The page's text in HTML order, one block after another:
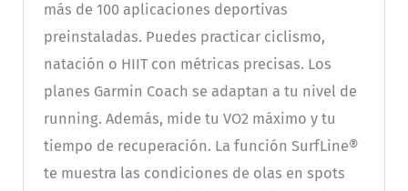
más de 100 aplicaciones deportivas
preinstaladas. Puedes practicar ciclismo,
natación o HIIT con métricas precisas. Los
planes Garmin Coach se adaptan a tu nivel de
running. Además, mide tu VO2 máximo y tu
tiempo de recuperación. La función SurfLine®
te muestra las condiciones de olas en spots